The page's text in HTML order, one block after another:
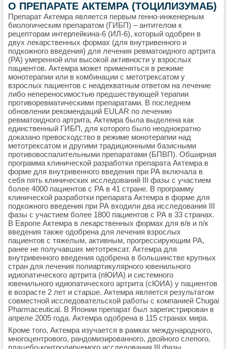
О ПРЕПАРАТЕ АКТЕМРА (ТОЦИЛИЗУМАБ)
Препарат Актемра является первым генно-инженерным
биологическим препаратом (ГИБП) – антителом к
рецепторам интерлейкина-6 (ИЛ-6), который одобрен в
двух лекарственных формах (для внутривенного и
подкожного введения) для лечения ревматоидного артрита
(РА) умеренной или высокой активности у взрослых
пациентов. Актемра может применяться в режиме
монотерапии или в комбинации с метотрексатом у
взрослых пациентов с неадекватным ответом на лечение
либо непереносимостью предшествующей терапии
противоревматическими препаратами. В последнем
обновлении рекомендаций EULAR по лечению
ревматоидного артрита, Актемра была выделена как
единственный ГИБП, для которого было неоднократно
доказано превосходство в режиме монотерапии над
метотрексатом и другими традиционными базисными
противовоспалительными препаратами (БПВП). Обширная
программа клинической разработки препарата Актемра в
форме для внутривенного введения при РА включала в
себя пять клинических исследований III фазы с участием
более 4000 пациентов с РА в 41 стране. В программу
клинической разработки препарата Актемра в форме для
подкожного введения при РА входили два исследования III
фазы с участием более 1800 пациентов с РА в 33 странах.
В Европе Актемра в лекарственных формах для в/в и п/к
введения также одобрена для лечения взрослых
пациентов с тяжелым, активным, прогрессирующим РА,
ранее не получавших метотрексат. Актемра для
внутривенного введения одобрена в большинстве крупных
стран для лечения полиартикулярного ювенильного
идиопатического артрита (пЮИА) и системного
ювенильного идиопатического артрита (сЮИА) у пациентов
в возрасте 2 лет и старше. Актемра является результатом
совместной исследовательской работы с компанией Chugai
Pharmaceutical. В Японии препарат был зарегистрирован в
апреле 2005 года. Актемра одобрена в 115 странах мира.
Кроме того, Актемра изучается в рамках международного,
многоцентрового, рандомизированного, двойного слепого,
плацебо-контролируемого исследования III фазы